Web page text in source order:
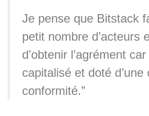
Je pense que Bitstack
petit nombre d’acteurs
d’obtenir l’agrément
capitalisé et doté
conformité.”